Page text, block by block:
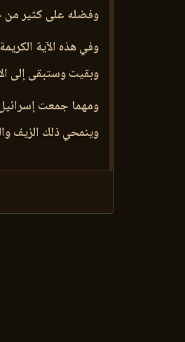
وفضله على كثير من
وفي هذه الآية
وبقيت وستبقى إلى
ومهما جمعت
وينمحي ذلك الزيف